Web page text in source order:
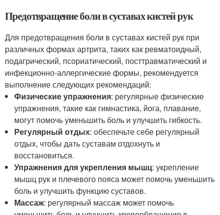
Предотвращение боли в суставах кистей рук
Для предотвращения боли в суставах кистей рук при
различных формах артрита, таких как ревматоидный,
подагрический, псориатический, посттравматический и
инфекционно-аллергические формы, рекомендуется
выполнение следующих рекомендаций:
Физические упражнения: регулярные физические
упражнения, такие как гимнастика, йога, плавание,
могут помочь уменьшить боль и улучшить гибкость.
Регулярный отдых: обеспечьте себе регулярный
отдых, чтобы дать суставам отдохнуть и
восстановиться.
Упражнения для укрепления мышц: укрепление
мышц рук и плечевого пояса может помочь уменьшить
боль и улучшить функцию суставов.
Массаж: регулярный массаж может помочь